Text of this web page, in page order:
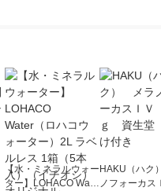
【水・ミネラルウォー
ター】LOHACO Wate
HAKU（ハ
ノフォーカ